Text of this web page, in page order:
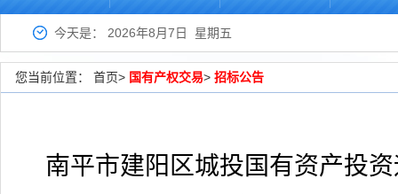
今天是： 2026年8月7日 星期五
您当前位置： 首页> 国有产权交易> 招标公告
南平市建阳区城投国有资产投